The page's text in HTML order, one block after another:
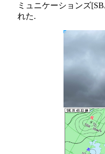
ミュニケーションズ
れた.